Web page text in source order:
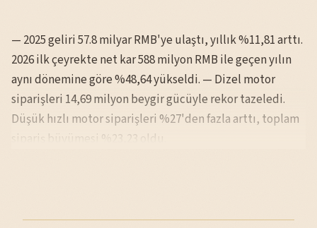
— 2025 geliri 57.8 milyar RMB'ye ulaştı, yıllık %11,81 arttı.
2026 ilk çeyrekte net kar 588 milyon RMB ile geçen yılın
aynı dönemine göre %48,64 yükseldi. — Dizel motor
siparişleri 14,69 milyon beygir gücüyle rekor tazeledi.
Düşük hızlı motor siparişleri %27'den fazla arttı, toplam
sipariş büyümesi %23,23 oldu.